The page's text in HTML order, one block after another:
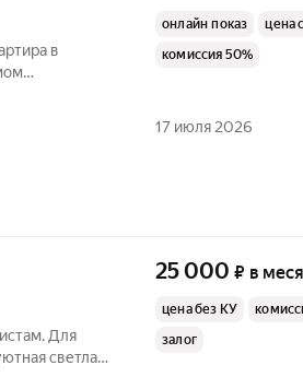
в
№43. Если
онлайн показ
цена
комиссия 50%
17 июля 2026
Для
светлая
25 000 ₽ в
цена без КУ
залог